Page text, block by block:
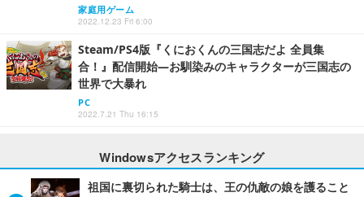
家庭用ゲーム
2022.12.23 Fri 6:00
Steam/PS4版『くにおくんの三国志だよ 全員集
合！』配信開始―お馴染みのキャラクターが三国志の
世界で大暴れ
PC
2022.7.21 Thu 16:15
Windowsアクセスランキング
祖国に裏切られた騎士は、王の仇敵の娘を護ること